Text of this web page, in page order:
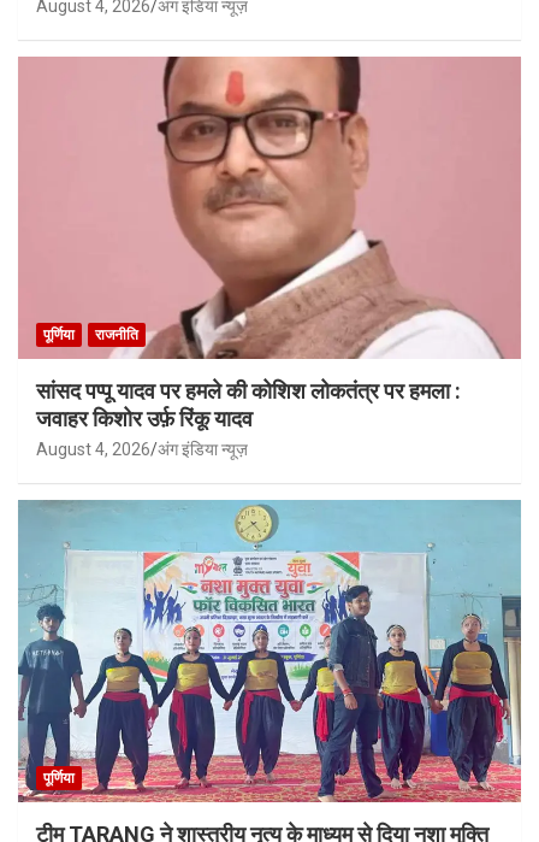
August 4, 2026 अंग इंडिया न्यूज़
पूर्णिया राजनीति
सांसद पप्पू यादव पर हमले की कोशिश लोकतंत्र पर हमला :
जवाहर किशोर उर्फ़ रिंकू यादव
August 4, 2026 अंग इंडिया न्यूज़
पूर्णिया
टीम TARANG ने शास्त्रीय नृत्य के माध्यम से दिया नशा मुक्ति